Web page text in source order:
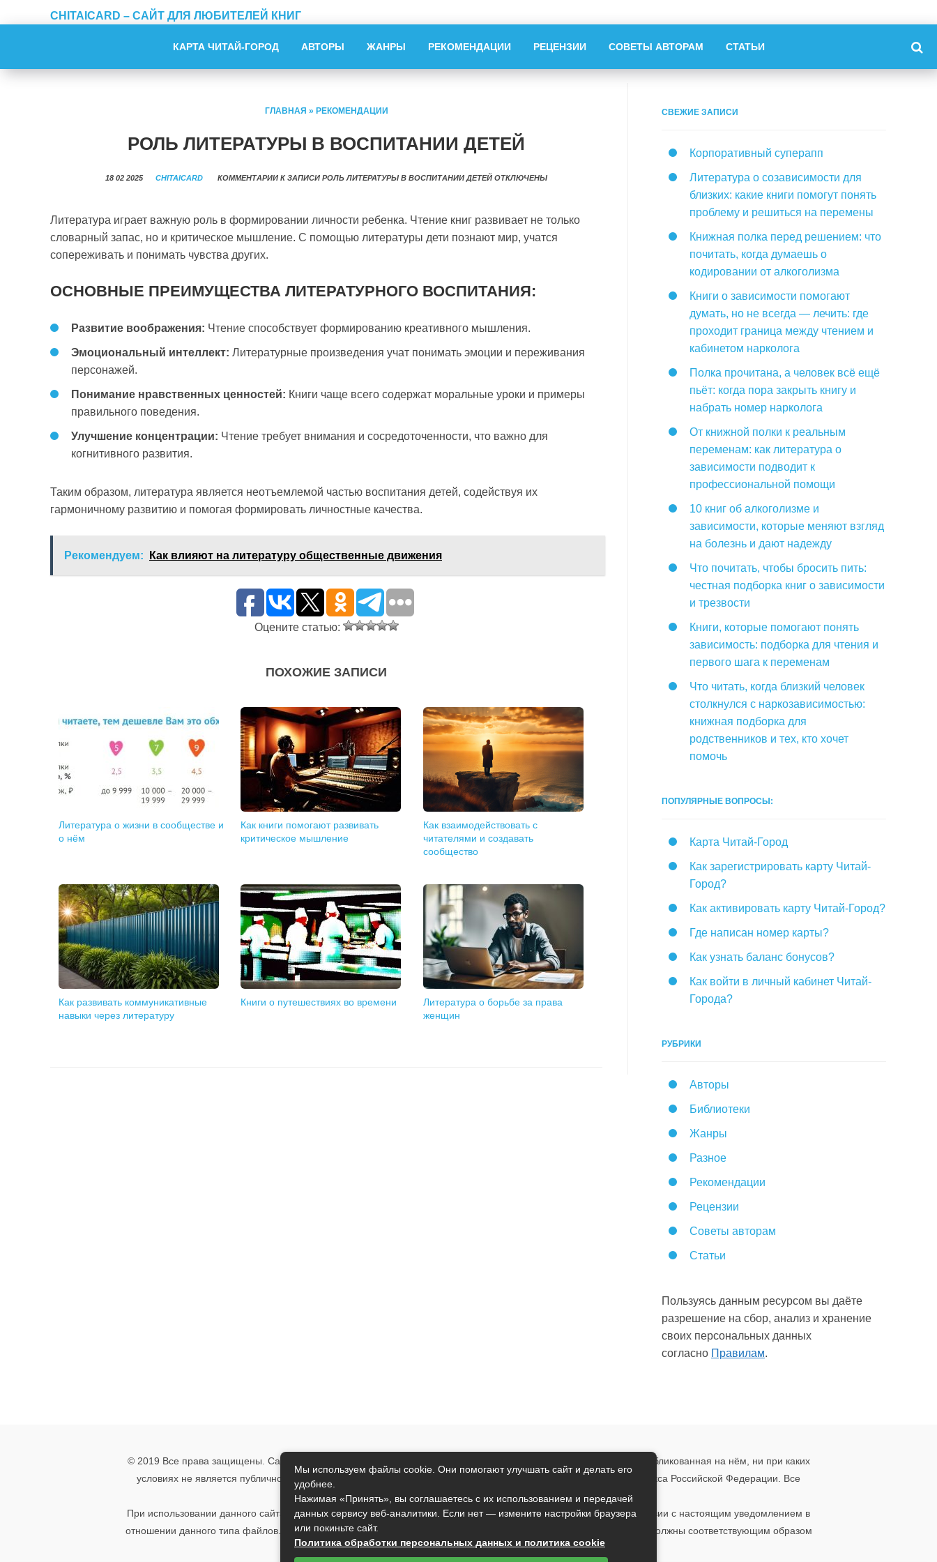
CHITAICARD – САЙТ ДЛЯ ЛЮБИТЕЛЕЙ КНИГ
КАРТА ЧИТАЙ-ГОРОД АВТОРЫ ЖАНРЫ РЕКОМЕНДАЦИИ РЕЦЕНЗИИ СОВЕТЫ АВТОРАМ СТАТЬИ
ГЛАВНАЯ » РЕКОМЕНДАЦИИ
РОЛЬ ЛИТЕРАТУРЫ В ВОСПИТАНИИ ДЕТЕЙ
18 02 2025 CHITAICARD КОММЕНТАРИИ К ЗАПИСИ РОЛЬ ЛИТЕРАТУРЫ В ВОСПИТАНИИ ДЕТЕЙ ОТКЛЮЧЕНЫ
Литература играет важную роль в формировании личности ребенка. Чтение книг развивает не только
словарный запас, но и критическое мышление. С помощью литературы дети познают мир, учатся
сопереживать и понимать чувства других.
ОСНОВНЫЕ ПРЕИМУЩЕСТВА ЛИТЕРАТУРНОГО ВОСПИТАНИЯ:
Развитие воображения: Чтение способствует формированию креативного мышления.
Эмоциональный интеллект: Литературные произведения учат понимать эмоции и переживания
персонажей.
Понимание нравственных ценностей: Книги чаще всего содержат моральные уроки и примеры
правильного поведения.
Улучшение концентрации: Чтение требует внимания и сосредоточенности, что важно для
когнитивного развития.
Таким образом, литература является неотъемлемой частью воспитания детей, содействуя их
гармоничному развитию и помогая формировать личностные качества.
Рекомендуем: Как влияют на литературу общественные движения
Оцените статью:
ПОХОЖИЕ ЗАПИСИ
Литература о жизни в сообществе и
о нём
Как книги помогают развивать
критическое мышление
Как взаимодействовать с
читателями и создавать
сообщество
Как развивать коммуникативные
навыки через литературу
Книги о путешествиях во времени
Литература о борьбе за права
женщин
СВЕЖИЕ ЗАПИСИ
Корпоративный суперапп
Литература о созависимости для
близких: какие книги помогут понять
проблему и решиться на перемены
Книжная полка перед решением: что
почитать, когда думаешь о
кодировании от алкоголизма
Книги о зависимости помогают
думать, но не всегда — лечить: где
проходит граница между чтением и
кабинетом нарколога
Полка прочитана, а человек всё ещё
пьёт: когда пора закрыть книгу и
набрать номер нарколога
От книжной полки к реальным
переменам: как литература о
зависимости подводит к
профессиональной помощи
10 книг об алкоголизме и
зависимости, которые меняют взгляд
на болезнь и дают надежду
Что почитать, чтобы бросить пить:
честная подборка книг о зависимости
и трезвости
Книги, которые помогают понять
зависимость: подборка для чтения и
первого шага к переменам
Что читать, когда близкий человек
столкнулся с наркозависимостью:
книжная подборка для
родственников и тех, кто хочет
помочь
ПОПУЛЯРНЫЕ ВОПРОСЫ:
Карта Читай-Город
Как зарегистрировать карту Читай-
Город?
Как активировать карту Читай-Город?
Где написан номер карты?
Как узнать баланс бонусов?
Как войти в личный кабинет Читай-
Города?
РУБРИКИ
Авторы
Библиотеки
Жанры
Разное
Рекомендации
Рецензии
Советы авторам
Статьи
Пользуясь данным ресурсом вы даёте
разрешение на сбор, анализ и хранение
своих персональных данных
согласно Правилам.
© 2019 Все права защищены. Сайт носит исключительно информационный характер и никакая информация, опубликованная на нём, ни при каких
условиях не является публичной офертой, определяемой положениями пункта 2 статьи 437 Гражданского кодекса Российской Федерации. Все
указанные условия могут быть изменены без предварительного уведомления.
При использовании данного сайта, вы подтверждаете свое согласие на использование файлов cookie в соответствии с настоящим уведомлением в
отношении данного типа файлов. Если вы не согласны с тем, чтобы мы использовали данный тип файлов, то вы должны соответствующим образом
установить настройки вашего браузера или не использовать сайт.
Мы используем файлы cookie. Они помогают улучшать сайт и делать его
удобнее.
Нажимая «Принять», вы соглашаетесь с их использованием и передачей
данных сервису веб-аналитики. Если нет — измените настройки браузера
или покиньте сайт.
Политика обработки персональных данных и политика cookie